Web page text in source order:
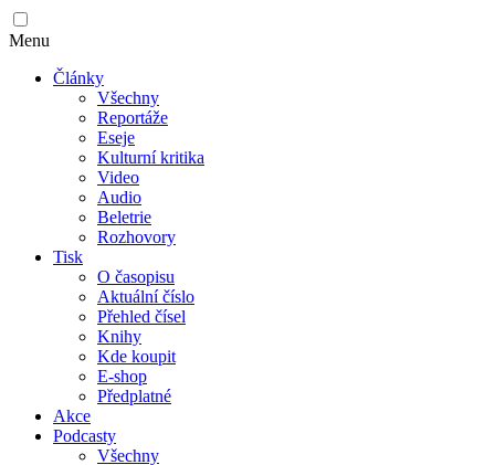
Menu
Články
Všechny
Reportáže
Eseje
Kulturní kritika
Video
Audio
Beletrie
Rozhovory
Tisk
O časopisu
Aktuální číslo
Přehled čísel
Knihy
Kde koupit
E-shop
Předplatné
Akce
Podcasty
Všechny